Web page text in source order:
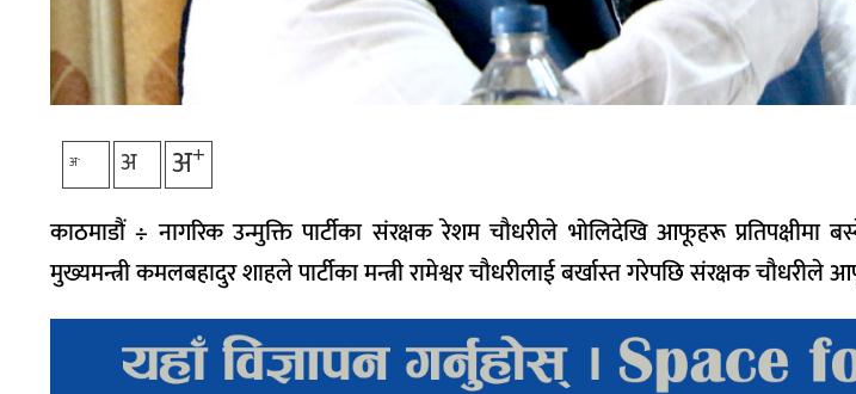
अ- अ अ+
काठमाडौं ÷ नागरिक उन्मुक्ति पार्टीका संरक्षक रेशम चौधरीले भोलिदेखि आफूहरू प्रतिपक्षीमा
मुख्यमन्त्री कमलबहादुर शाहले पार्टीका मन्त्री रामेश्वर चौधरीलाई बर्खास्त गरेपछि संरक्षक चौधरीले